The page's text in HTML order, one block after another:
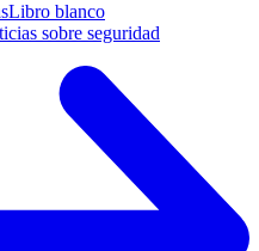
Libro blanco
sobre seguridad